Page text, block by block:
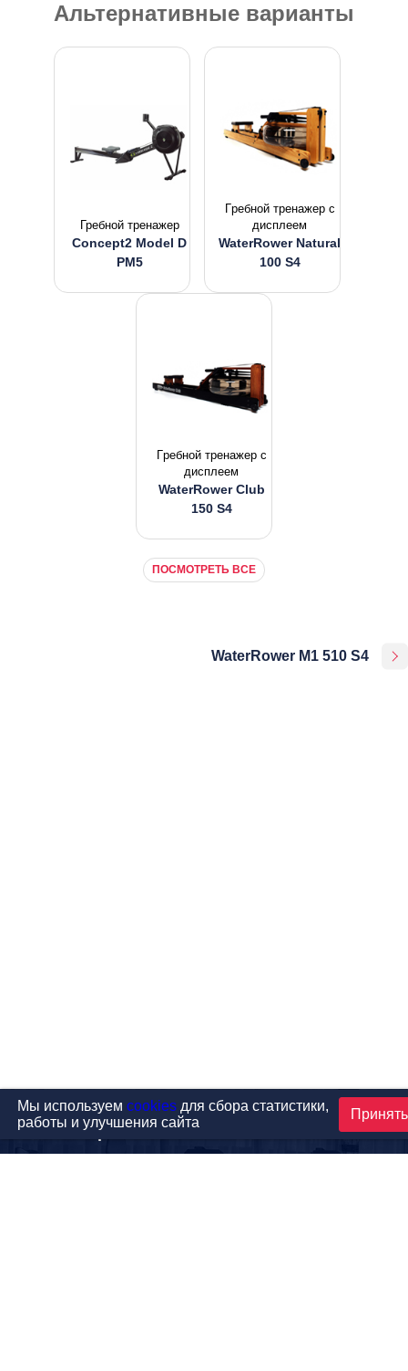
Альтернативные варианты
Гребной тренажер
Concept2 Model D
PM5
Гpeбнoй тpeнaжep с
дисплеем
WaterRower Natural
100 S4
Гpeбнoй тpeнaжep с
дисплеем
WaterRower Club
150 S4
ПОСМОТРЕТЬ ВСЕ
WaterRower M1 510 S4
Проекты
Мы используемcookies для сбора статистики,
работы и улучшения сайта
Принять